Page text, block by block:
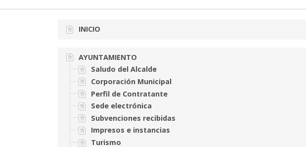
INICIO
AYUNTAMIENTO
Saludo del Alcalde
Corporación Municipal
Perfil de Contratante
Sede electrónica
Subvenciones recibidas
Impresos e instancias
Turismo